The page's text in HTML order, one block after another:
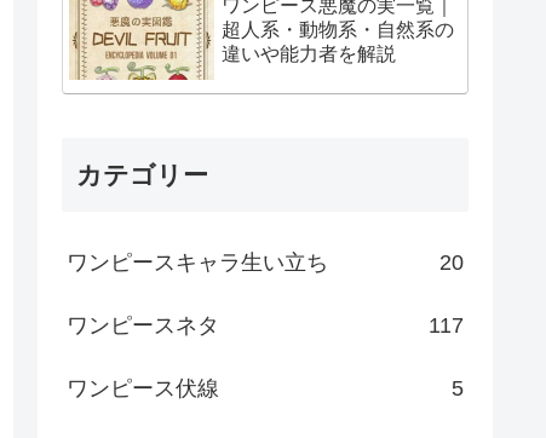
ワンピース悪魔の実一覧｜
超人系・動物系・自然系の
違いや能力者を解説
カテゴリー
ワンピースキャラ生い立ち 20
ワンピースネタ 117
ワンピース伏線 5